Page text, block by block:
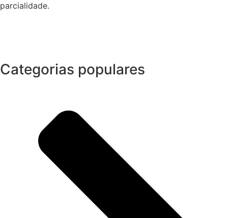
parcialidade.
Categorias populares